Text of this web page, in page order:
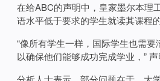
在给ABC的声明中，皇家墨尔本理
语水平低于要求的学生就读其课程的
“像所有学生一样，国际学生也需要
以确保他们能够成功完成学业，” 声